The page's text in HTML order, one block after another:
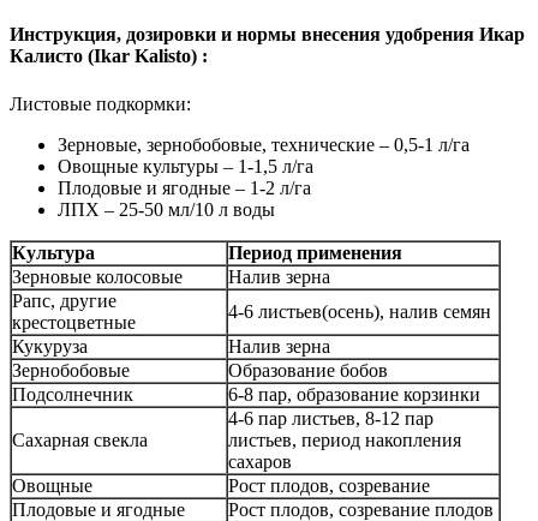
Инструкция, дозировки и нормы внесения удобрения Икар
Калисто (Ikar Kalisto) :
Листовые подкормки:
Зерновые, зернобобовые, технические – 0,5-1 л/га
Овощные культуры – 1-1,5 л/га
Плодовые и ягодные – 1-2 л/га
ЛПХ – 25-50 мл/10 л воды
Культура
Период применения
Зерновые колосовые
Налив зерна
Рапс, другие
крестоцветные
4-6 листьев(осень), налив семян
Кукуруза
Налив зерна
Зернобобовые
Образование бобов
Подсолнечник
6-8 пар, образование корзинки
Сахарная свекла
4-6 пар листьев, 8-12 пар
листьев, период накопления
сахаров
Овощные
Рост плодов, созревание
Плодовые и ягодные
Рост плодов, созревание плодов